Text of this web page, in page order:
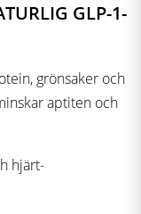
GLP-1-
grönsaker och
aptiten och
hjärt-